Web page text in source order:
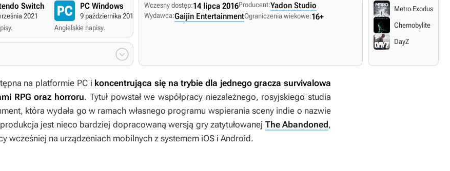
Switch
2021
PC Windows
9 października 2016
Angielskie napisy.

Wczesny dostęp:14 lipca 2016Producent:Yadon Studio
Wydawca:Gaijin EntertainmentOgraniczenia wiekowe:16+
Metro Exodus
Chernobylite
DayZ
na platformie PC i koncentrująca się na trybie dla jednego gracza survivalowa
RPG oraz horroru. Tytuł powstał we współpracy niezależnego, rosyjskiego studia
która wydała go w ramach własnego programu wspierania sceny indie o nazwie
jest nieco bardziej dopracowaną wersją gry zatytułowanej The Abandoned,
wcześniej na urządzeniach mobilnych z systemem iOS i Android.